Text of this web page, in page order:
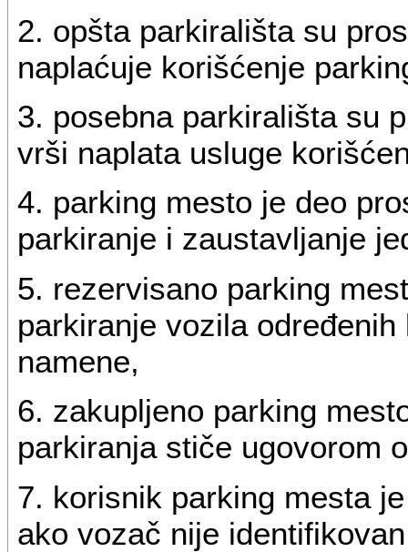
2. opšta parkirališta su
naplaćuje korišćenje
3. posebna parkirališta su
vrši naplata usluge
4. parking mesto je deo
parkiranje i zaustavljanje
5. rezervisano parking
parkiranje vozila
namene,
6. zakupljeno parking
parkiranja stiče ugovorom
7. korisnik parking mesta
ako vozač nije